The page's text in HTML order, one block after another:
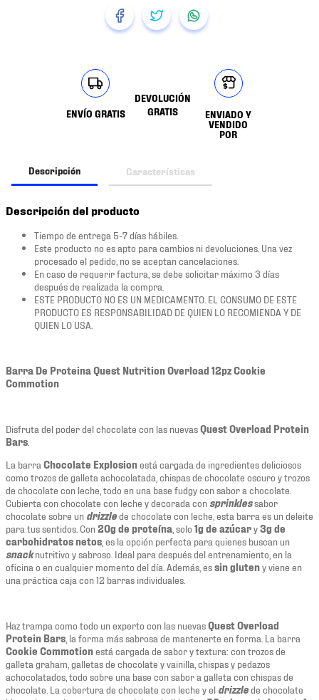
ENVÍO GRATIS
DEVOLUCIÓN
GRATIS
ENVIADO Y
VENDIDO
POR
Descripción Características
Descripción del producto
Tiempo de entrega 5-7 días hábiles.
Este producto no es apto para cambios ni devoluciones. Una vez
procesado el pedido, no se aceptan cancelaciones.
En caso de requerir factura, se debe solicitar máximo 3 días
después de realizada la compra.
ESTE PRODUCTO NO ES UN MEDICAMENTO. EL CONSUMO DE ESTE
PRODUCTO ES RESPONSABILIDAD DE QUIEN LO RECOMIENDA Y DE
QUIEN LO USA.
Barra De Proteina Quest Nutrition Overload 12pz Cookie
Commotion
Disfruta del poder del chocolate con las nuevasQuest Overload Protein
Bars
La barra Chocolate Explosionestá cargada de ingredientes deliciosos
como trozos de galleta achocolatada, chispas de chocolate oscuro y trozos
de chocolate con leche, todo en una base fudgy con sabor a chocolate.
Cubierta con chocolate con leche y decorada con sprinklessabor
chocolate sobre un drizzlede chocolate con leche, esta barra es un deleite
para tus sentidos. Con20g de proteína , solo 1g de azúcary3g de
carbohidratos netos , es la opción perfecta para quienes buscan un
snacknutritivo y sabroso. Ideal para después del entrenamiento, en la
oficina o en cualquier momento del día. Además, essin gluteny viene en
una práctica caja con 12 barras individuales.
Haz trampa como todo un experto con las nuevasQuest Overload
Protein Bars , la forma más sabrosa de mantenerte en forma. La barra
Cookie Commotionestá cargada de sabor y textura: con trozos de
galleta graham, galletas de chocolate y vainilla, chispas y pedazos
achocolatados, todo sobre una base con sabor a galleta con chispas de
chocolate. La cobertura de chocolate con leche y el drizzlede chocolate